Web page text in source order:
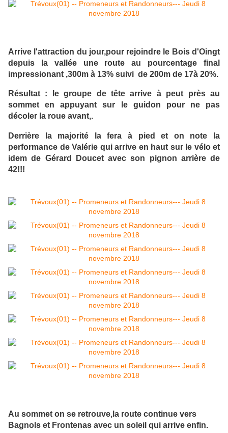
Arrive l'attraction du jour,pour rejoindre le Bois d'Oingt
depuis la vallée une route au pourcentage final
impressionant ,300m à 13% suivi de 200m de 17à 20%.
Résultat : le groupe de tête arrive à peut près au
sommet en appuyant sur le guidon pour ne pas
décoler la roue avant,.
Derrière la majorité la fera à pied et on note la
performance de Valérie qui arrive en haut sur le vélo et
idem de Gérard Doucet avec son pignon arrière de
42!!!
Au sommet on se retrouve,la route continue vers
Bagnols et Frontenas avec un soleil qui arrive enfin.